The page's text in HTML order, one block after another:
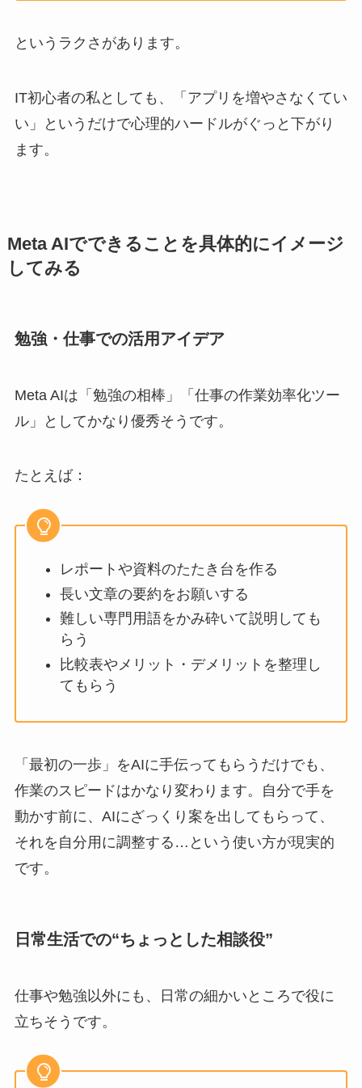
というラクさがあります。
IT初心者の私としても、「アプリを増やさなくてい
い」というだけで心理的ハードルがぐっと下がり
ます。
Meta AIでできることを具体的にイメージ
してみる
勉強・仕事での活用アイデア
Meta AIは「勉強の相棒」「仕事の作業効率化ツー
ル」としてかなり優秀そうです。
たとえば：
レポートや資料のたたき台を作る
長い文章の要約をお願いする
難しい専門用語をかみ砕いて説明しても
らう
比較表やメリット・デメリットを整理し
てもらう
「最初の一歩」をAIに手伝ってもらうだけでも、
作業のスピードはかなり変わります。自分で手を
動かす前に、AIにざっくり案を出してもらって、
それを自分用に調整する…という使い方が現実的
です。
日常生活での“ちょっとした相談役”
仕事や勉強以外にも、日常の細かいところで役に
立ちそうです。